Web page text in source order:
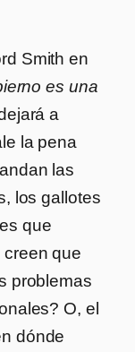
Smith en
es una
a
la pena
las
los gallotes
que
creen que
problemas
O, el
dónde